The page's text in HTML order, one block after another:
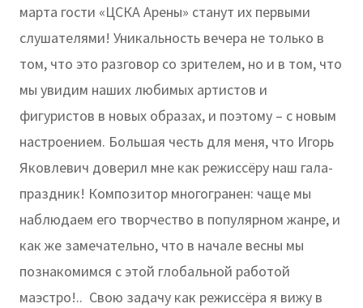
марта гости «ЦСКА Арены» станут их первыми
слушателями! Уникальность вечера не только в
том, что это разговор со зрителем, но и в том, что
мы увидим наших любимых артистов и
фигуристов в новых образах, и поэтому – с новым
настроением. Большая честь для меня, что Игорь
Яковлевич доверил мне как режиссёру наш гала-
праздник! Композитор многогранен: чаще мы
наблюдаем его творчество в популярном жанре, и
как же замечательно, что в начале весны мы
познакомимся с этой глобальной работой
маэстро!.. Свою задачу как режиссёра я вижу в